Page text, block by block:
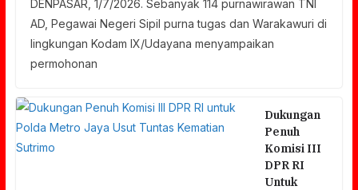
DENPASAR, 1/7/2026. Sebanyak 114 purnawirawan TNI
AD, Pegawai Negeri Sipil purna tugas dan Warakawuri di
lingkungan Kodam IX/Udayana menyampaikan
permohonan
Dukungan
Penuh
Komisi III
DPR RI
Untuk